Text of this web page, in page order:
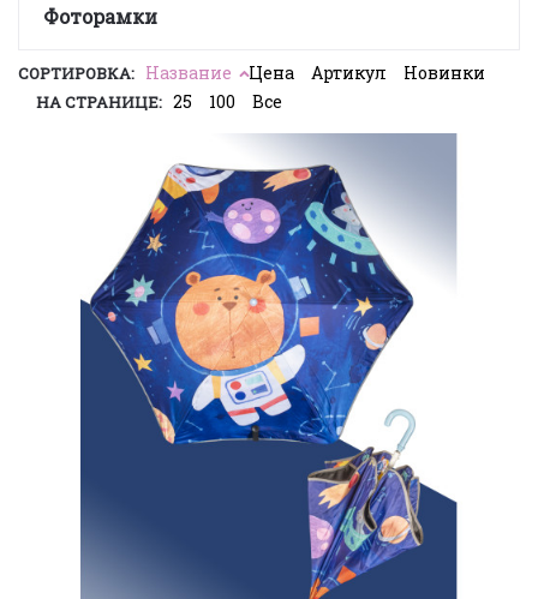
Фоторамки
СОРТИРОВКА: Название Цена Артикул Новинки
НА СТРАНИЦЕ: 25 100 Все